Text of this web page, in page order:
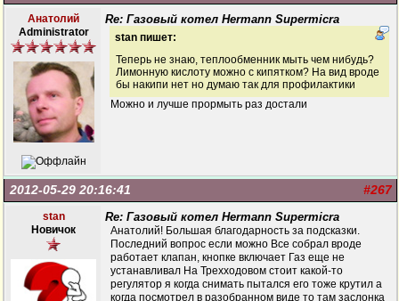
Анатолий
Administrator
Re: Газовый котел Hermann Supermicra
stan пишет:
Теперь не знаю, теплообменник мыть чем нибудь?
Лимонную кислоту можно с кипятком? На вид вроде
бы накипи нет но думаю так для профилактики
Можно и лучше прормыть раз достали
#267
2012-05-29 20:16:41
stan
Новичок
Re: Газовый котел Hermann Supermicra
Анатолий! Большая благодарность за подсказки.
Последний вопрос если можно Все собрал вроде
работает клапан, кнопке включает Газ еще не
устанавливал На Трехходовом стоит какой-то
регулятор я когда снимать пытался его тоже крутил а
когда посмотрел в разобранном виде то там заслонка